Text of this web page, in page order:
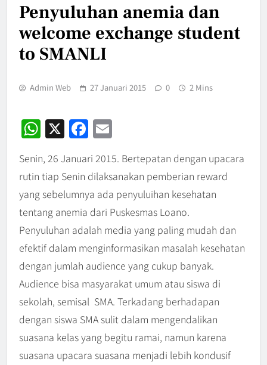
Penyuluhan anemia dan
welcome exchange student
to SMANLI
Admin Web 27 Januari 2015 0 2 Mins
WhatsApp
X Facebook
Senin, 26 Januari 2015. Bertepatan dengan upacara
rutin tiap Senin dilaksanakan pemberian reward
yang sebelumnya ada penyuluihan kesehatan
tentang anemia dari Puskesmas Loano.
Penyuluhan adalah media yang paling mudah dan
efektif dalam menginformasikan masalah kesehatan
dengan jumlah audience yang cukup banyak.
Audience bisa masyarakat umum atau siswa di
sekolah, semisal SMA. Terkadang berhadapan
dengan siswa SMA sulit dalam mengendalikan
suasana kelas yang begitu ramai, namun karena
suasana upacara suasana menjadi lebih kondusif